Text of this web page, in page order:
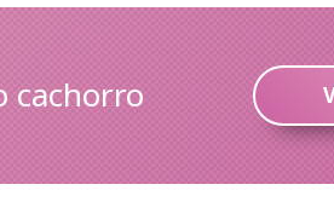
cachorro